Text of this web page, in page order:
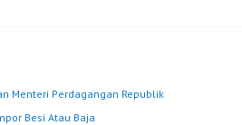
Menteri Perdagangan Republik
Besi Atau Baja